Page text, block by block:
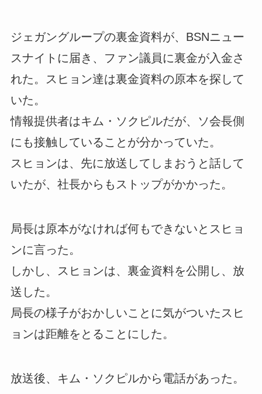
ジェガングループの裏金資料が、BSNニュー
スナイトに届き、ファン議員に裏金が入金さ
れた。スヒョン達は裏金資料の原本を探して
いた。
情報提供者はキム・ソクピルだが、ソ会長側
にも接触していることが分かっていた。
スヒョンは、先に放送してしまおうと話して
いたが、社長からもストップがかかった。
局長は原本がなければ何もできないとスヒョ
ンに言った。
しかし、スヒョンは、裏金資料を公開し、放
送した。
局長の様子がおかしいことに気がついたスヒ
ョンは距離をとることにした。
放送後、キム・ソクピルから電話があった。